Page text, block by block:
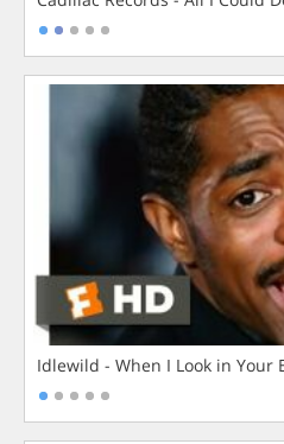
Idlewild - When I Look in Your